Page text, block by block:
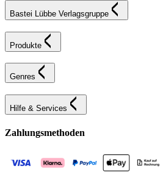
Bastei Lübbe Verlagsgruppe
Produkte
Genres
Hilfe & Services
Zahlungsmethoden